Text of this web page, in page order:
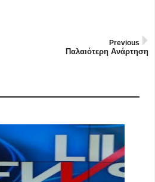
Previous
Παλαιότερη Ανάρτηση